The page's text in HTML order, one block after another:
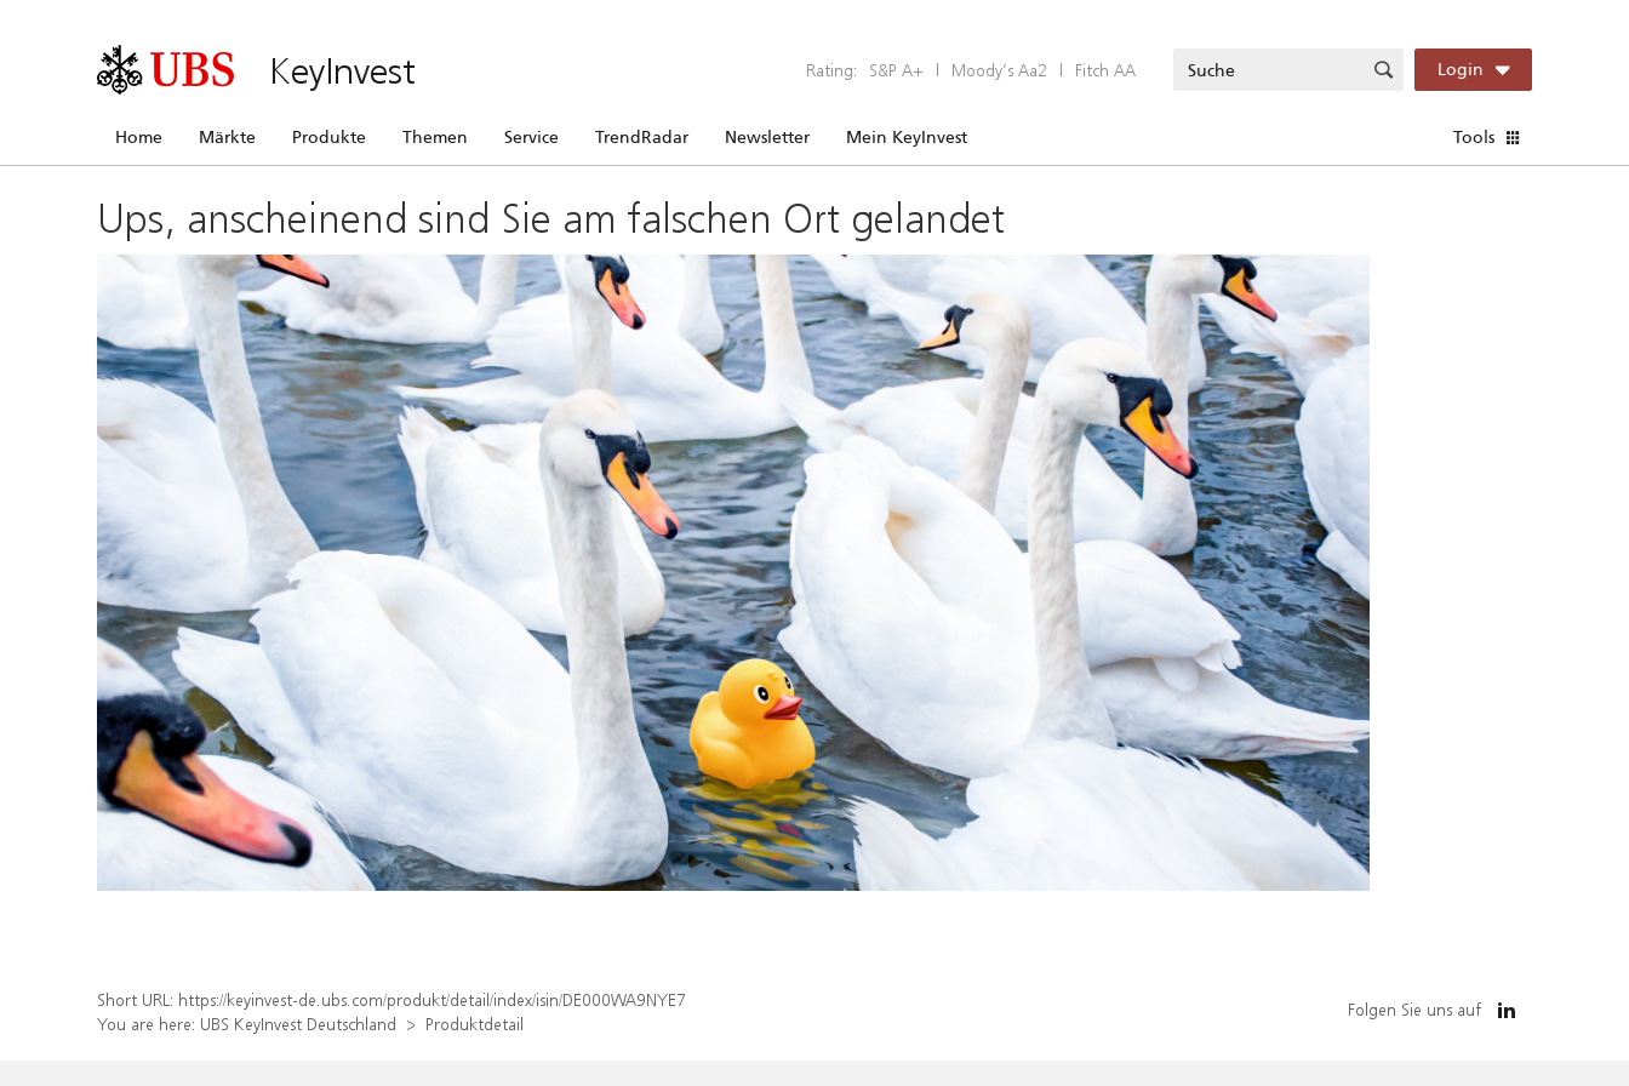
KeyInvest Rating: S&P A+ | Moody’s Aa2 | Fitch AA Login
Home Märkte Produkte Themen Service TrendRadar Newsletter Mein KeyInvest Tools
Ups, anscheinend sind Sie am falschen Ort gelandet
Short URL: https://keyinvest-de.ubs.com/produkt/detail/index/isin/DE000WA9NYE7
You are here: UBS KeyInvest Deutschland Produktdetail
Folgen Sie uns auf